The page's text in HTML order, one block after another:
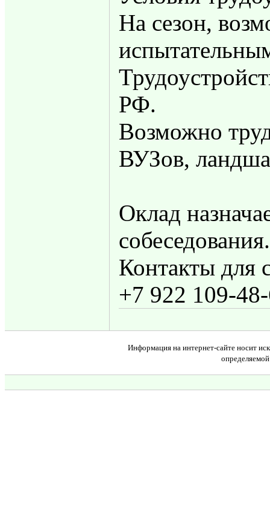
На сезон,
РФ.
Возможно
ВУЗов,
Оклад
собеседования.
Контакты для
+7 922 109-
Информация на интернет-сайте носит